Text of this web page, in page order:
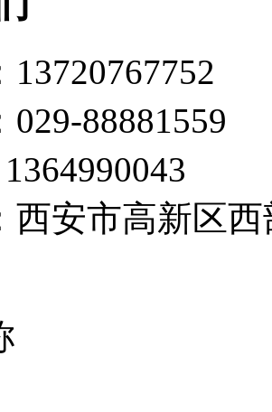
13720767752
029-88881559
西安市高新区西